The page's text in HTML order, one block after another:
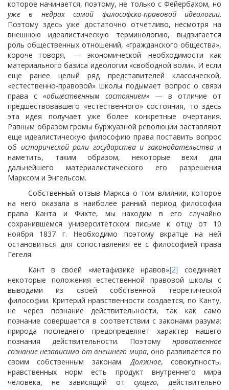
которое начинается, поэтому, не только с Фейербахом, но
уже в недрах самой философско-правовой идеологии.
Поэтому здесь уже достаточно отчетливо, несмотря на
внешнюю идеалистическую терминологию, выдвигается
роль общественных отношений, «гражданского общества»,
короче говоря, — экономической необходимости как
материального базиса идеологии «свободной воли». И если
еще ранее целый ряд представителей классической,
«естественно-правовой» школы подымает вопрос о связи
права с «общественным состоянием» — в отличие от
предшествовавшего «естественного» состояния, то здесь
эта идея получает уже более конкретные очертания.
Равным образом громы буржуазной революции заставляют
еще идеалистическую философию права поставить вопрос
об исторической роли государства и законодательстваи
наметить, таким образом, некоторые вехи для
дальнейшего материалистического его разрешения
Марксом и Энгельсом.
Собственный отзыв Маркса о том влиянии, которое
на него оказала в наиболее ранний период философия
права Канта и Фихте, мы находим в его случайно
сохранившемся университетском письме к отцу от 10
ноября 1837 г. Необходимо поэтому вкратце на ней
остановиться для сопоставления ее с философией права
Гегеля.
Кант в своей «метафизике нравов»[2]
соединяет
некоторые положения естественной правовой школы с
выводами из своей собственной теоретической
философии. Критерий нравственности создается, по Канту,
не через познание действительности, так как само
познание совершается в соответствии с законами разума:
природа последнего предопределяет характер нашего
познания действительности. Поэтомунравственное
сознание независимо от внешнего мира, оно развивается по
своим собственным законам.Должное, совокупность,
нравственных норм есть продукт внутреннего мира
человека, не зависящий от сущего, действительно